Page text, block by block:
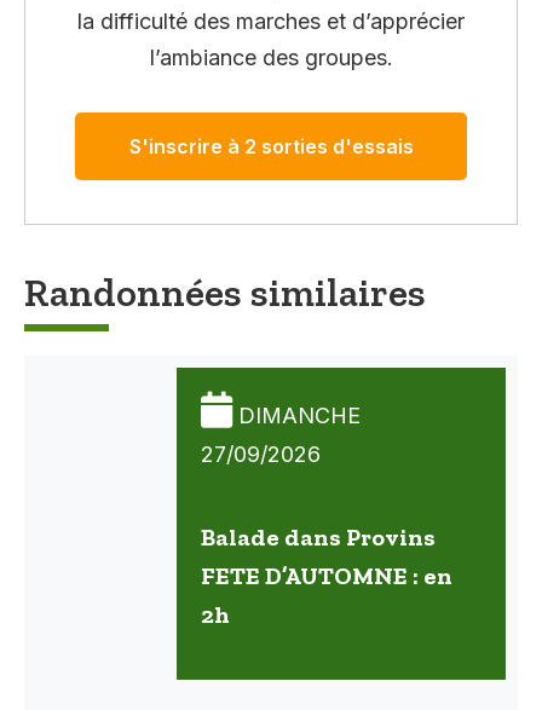
la difficulté des marches et d’apprécier
l’ambiance des groupes.
S'inscrire à 2 sorties d'essais
Randonnées similaires
DIMANCHE
27/09/2026
Balade dans Provins
FETE D’AUTOMNE : en
2h